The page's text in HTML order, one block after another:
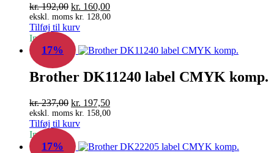
kr.192,00 Den
oprindelige
pris
var:
kr. 192,00.
kr. 160,00Den
aktuelle
kr. 160,00.
ekskl. moms kr. 128,00
Tilføj til kurv
In Stock
17%
Brother DK11240 label CMYK komp.
kr.237,00 Den
oprindelige
pris
var:
kr. 237,00.
kr. 197,50Den
aktuelle
kr. 197,50.
ekskl. moms kr. 158,00
Tilføj til kurv
In Stock
17%